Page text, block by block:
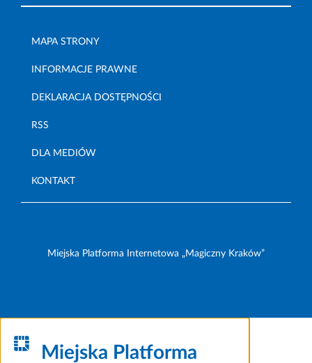
MAPA STRONY
INFORMACJE PRAWNE
DEKLARACJA DOSTĘPNOŚCI
RSS
DLA MEDIÓW
KONTAKT
Miejska Platforma Internetowa „Magiczny Kraków”
Miejska Platforma